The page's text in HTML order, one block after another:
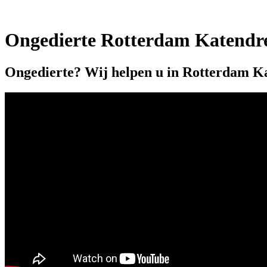
Ongedierte Rotterdam
Ongedierte? Wij helpen u in Rotterdam